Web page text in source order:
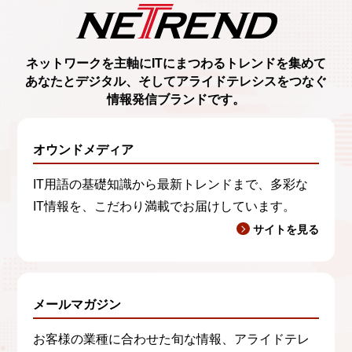
d）第三者提供について
e）委託について
処理を委託する場合がございます。
f）開示等窓口
利用目的や個人情報の開示、訂正、利用停止等の
申し出は、下記まで郵送にてお願いいたします。
弊社の個人情報保護に関するお問い合わせに関し
ネットワークを主軸に ITにまつわるトレンドを集めて
あなたとデジタル、 そしてアライドテレシスをつなぐ
情報発信ブランドです。
オウンドメディア
IT用語の基礎知識から最新トレンドまで、多彩な
IT情報を、こだわり満載でお届けしています。
サイトを見る
メールマガジン
お客様の業種に合わせた旬な情報、アライドテレ